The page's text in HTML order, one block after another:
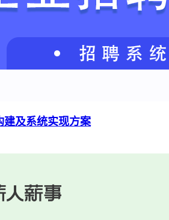
建及系统实现方案